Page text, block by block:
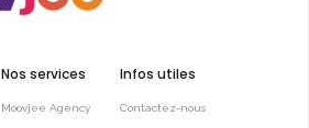
Nos services
Moovjee Agency
Infos utiles
Contactez-nous